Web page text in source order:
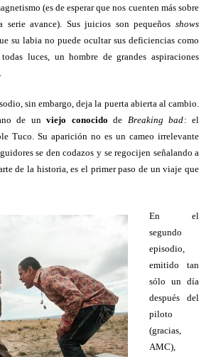
(es de esperar que nos cuenten más sobre
serie avance). Sus juicios son pequeñosshows
su labia no puede ocultar sus deficiencias como
luces, un hombre de grandes aspiraciones
sin embargo, deja la puerta abierta al cambio.
de unviejo conocido de Breaking bad: el
Tuco. Su aparición no es un cameo irrelevante
se den codazos y se regocijen señalando a
de la historia, es el primer paso de un viaje que
En el
segundo
episodio,
emitido tan
sólo un día
después del
piloto
(gracias,
AMC),